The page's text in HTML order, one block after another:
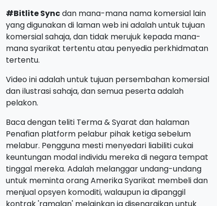
#Bitlite Syncdan mana-mana nama komersial lain
yang digunakan di laman web ini adalah untuk tujuan
komersial sahaja, dan tidak merujuk kepada mana-
mana syarikat tertentu atau penyedia perkhidmatan
tertentu.
Video ini adalah untuk tujuan persembahan komersial
dan ilustrasi sahaja, dan semua peserta adalah
pelakon.
Baca dengan teliti Terma & Syarat dan halaman
Penafian platform pelabur pihak ketiga sebelum
melabur. Pengguna mesti menyedari liabiliti cukai
keuntungan modal individu mereka di negara tempat
tinggal mereka. Adalah melanggar undang-undang
untuk meminta orang Amerika Syarikat membeli dan
menjual opsyen komoditi, walaupun ia dipanggil